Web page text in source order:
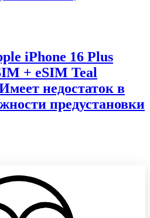
iPhone 16 Plus
+ eSIM Teal
недостаток в
предустановки